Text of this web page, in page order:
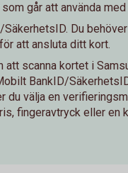
går att använda med
Du
att ansluta ditt kort.
scanna kortet i
BankID/
du välja en
fingeravtryck eller en